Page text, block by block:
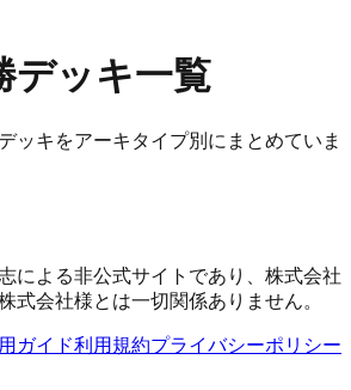
デッキ一覧
ッキをアーキタイプ別にまとめていま
による非公式サイトであり、株式会社
式会社様とは一切関係ありません。
ガイド利用規約プライバシーポリシー